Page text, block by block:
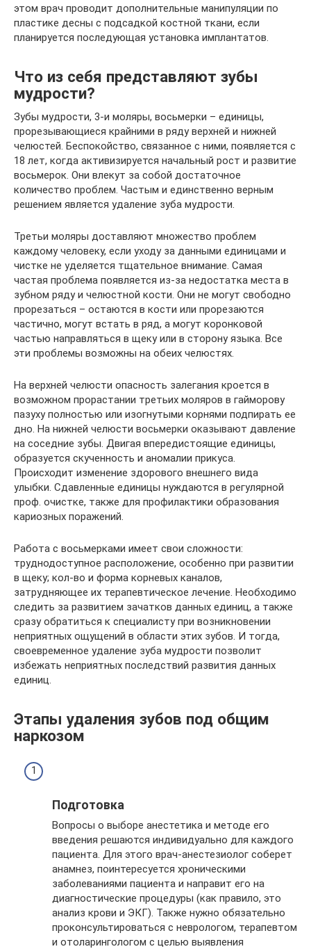
этом врач проводит дополнительные манипуляции по
пластике десны с подсадкой костной ткани, если
планируется последующая установка имплантатов.
Что из себя представляют зубы
мудрости?
Зубы мудрости, 3-и моляры, восьмерки – единицы,
прорезывающиеся крайними в ряду верхней и нижней
челюстей. Беспокойство, связанное с ними, появляется с
18 лет, когда активизируется начальный рост и развитие
восьмерок. Они влекут за собой достаточное
количество проблем. Частым и единственно верным
решением является удаление зуба мудрости.
Третьи моляры доставляют множество проблем
каждому человеку, если уходу за данными единицами и
чистке не уделяется тщательное внимание. Самая
частая проблема появляется из-за недостатка места в
зубном ряду и челюстной кости. Они не могут свободно
прорезаться – остаются в кости или прорезаются
частично, могут встать в ряд, а могут коронковой
частью направляться в щеку или в сторону языка. Все
эти проблемы возможны на обеих челюстях.
На верхней челюсти опасность залегания кроется в
возможном прорастании третьих моляров в гайморову
пазуху полностью или изогнутыми корнями подпирать ее
дно. На нижней челюсти восьмерки оказывают давление
на соседние зубы. Двигая впередистоящие единицы,
образуется скученность и аномалии прикуса.
Происходит изменение здорового внешнего вида
улыбки. Сдавленные единицы нуждаются в регулярной
проф. очистке, также для профилактики образования
кариозных поражений.
Работа с восьмерками имеет свои сложности:
труднодоступное расположение, особенно при развитии
в щеку; кол-во и форма корневых каналов,
затрудняющее их терапевтическое лечение. Необходимо
следить за развитием зачатков данных единиц, а также
сразу обратиться к специалисту при возникновении
неприятных ощущений в области этих зубов. И тогда,
своевременное удаление зуба мудрости позволит
избежать неприятных последствий развития данных
единиц.
Этапы удаления зубов под общим
наркозом
Подготовка
Вопросы о выборе анестетика и методе его
введения решаются индивидуально для каждого
пациента. Для этого врач-анестезиолог соберет
анамнез, поинтересуется хроническими
заболеваниями пациента и направит его на
диагностические процедуры (как правило, это
анализ крови и ЭКГ). Также нужно обязательно
проконсультироваться с неврологом, терапевтом
и отоларингологом с целью выявления